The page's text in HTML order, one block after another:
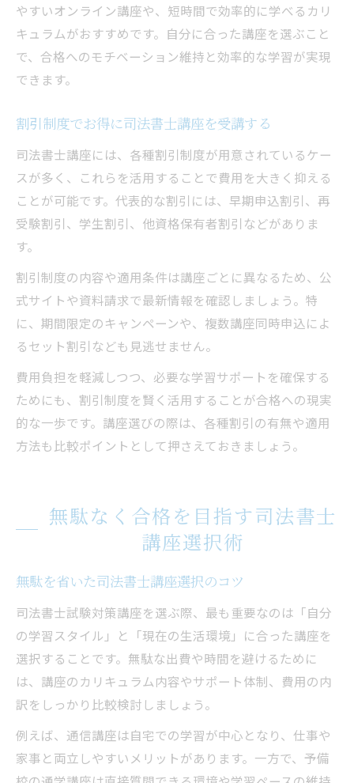
やすいオンライン講座や、短時間で効率的に学べるカリ
キュラムがおすすめです。自分に合った講座を選ぶこと
で、合格へのモチベーション維持と効率的な学習が実現
できます。
割引制度でお得に司法書士講座を受講する
司法書士講座には、各種割引制度が用意されているケー
スが多く、これらを活用することで費用を大きく抑える
ことが可能です。代表的な割引には、早期申込割引、再
受験割引、学生割引、他資格保有者割引などがありま
す。
割引制度の内容や適用条件は講座ごとに異なるため、公
式サイトや資料請求で最新情報を確認しましょう。特
に、期間限定のキャンペーンや、複数講座同時申込によ
るセット割引なども見逃せません。
費用負担を軽減しつつ、必要な学習サポートを確保する
ためにも、割引制度を賢く活用することが合格への現実
的な一歩です。講座選びの際は、各種割引の有無や適用
方法も比較ポイントとして押さえておきましょう。
無駄なく合格を目指す司法書士
講座選択術
無駄を省いた司法書士講座選択のコツ
司法書士試験対策講座を選ぶ際、最も重要なのは「自分
の学習スタイル」と「現在の生活環境」に合った講座を
選択することです。無駄な出費や時間を避けるために
は、講座のカリキュラム内容やサポート体制、費用の内
訳をしっかり比較検討しましょう。
例えば、通信講座は自宅での学習が中心となり、仕事や
家事と両立しやすいメリットがあります。一方で、予備